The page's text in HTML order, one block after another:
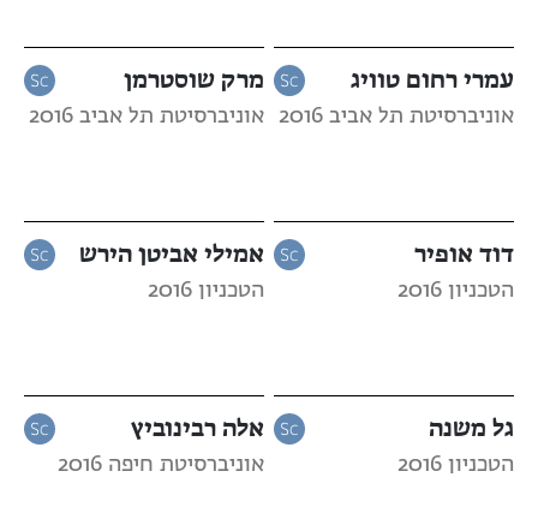
עמרי רחום טוויג
אוניברסיטת תל אביב 2016
מרק שוסטרמן
אוניברסיטת תל אביב 2016
דוד אופיר
הטכניון 2016
אמילי אביטן הירש
הטכניון 2016
גל משנה
הטכניון 2016
אלה רבינוביץ
אוניברסיטת חיפה 2016